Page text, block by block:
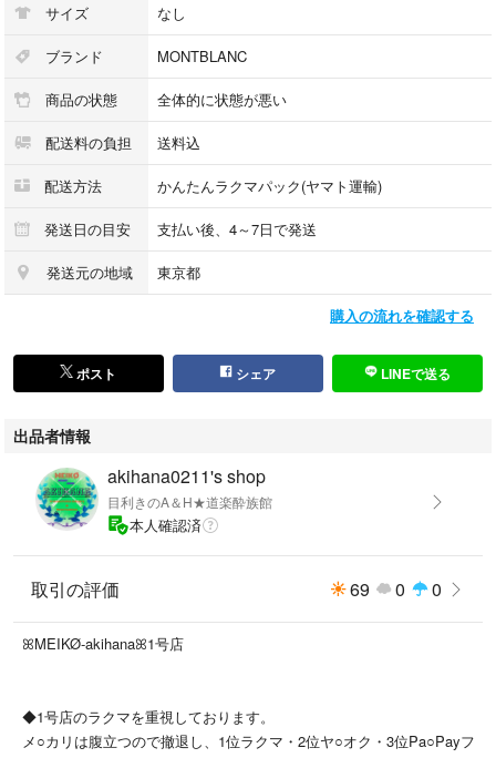
サイズ なし
ブランド MONTBLANC
商品の状態 全体的に状態が悪い
配送料の負担 送料込
配送方法 かんたんラクマパック(ヤマト運輸)
発送日の目安 支払い後、4～7日で発送
発送元の地域 東京都
購入の流れを確認する
ポスト シェア LINEで送る
出品者情報
akihana0211's shop
目利きのA＆H★道楽酔族館
本人確認済
取引の評価 69 0 0
ꕤMEIKØ-akihanaꕤ1号店
◆1号店のラクマを重視しております。
メ○カリは腹立つので撤退し、1位ラクマ・2位ヤ○オク・3位Pa○Payフ